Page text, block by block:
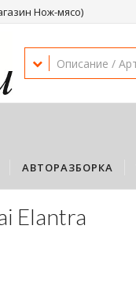
Нож-мясо)
АВТОРАЗБОРКА
Elantra